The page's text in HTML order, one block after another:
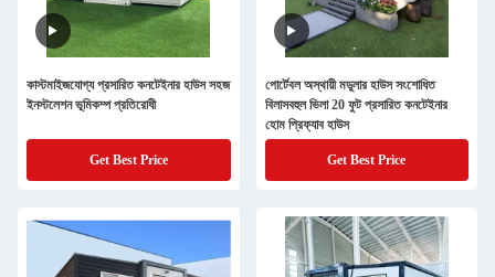
কাস্টমাইজযোগ্য প্রসারিত কনটেইনার হাউস সহজ
ইনস্টলেশন ভূমিকম্প প্রতিরোধী
Get Best Price
পোর্টেবল অস্থায়ী মডুলার হাউস সংশোধিত
বিলাসবহুল ভিলা 20 ফুট প্রসারিত কনটেইনার
হোম প্রিফ্যাব হাউস
Get Best Price